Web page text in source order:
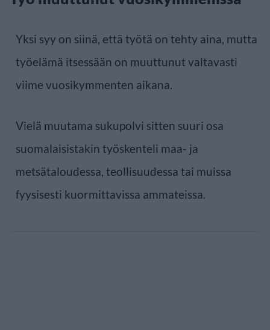
Yksi syy on siinä, että työtä on tehty aina, mutta
työelämä itsessään on muuttunut valtavasti
viime vuosikymmenten aikana.
Vielä muutama sukupolvi sitten suuri osa
suomalaisistakin työskenteli maa- ja
metsätaloudessa, teollisuudessa tai muissa
fyysisesti kuormittavissa ammateissa.